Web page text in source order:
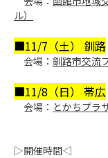
ル）
■11/7（土） 釧路
会場： 釧路市交流
■11/8（日） 帯広
会場： とかちプラ
▷開催時間◁